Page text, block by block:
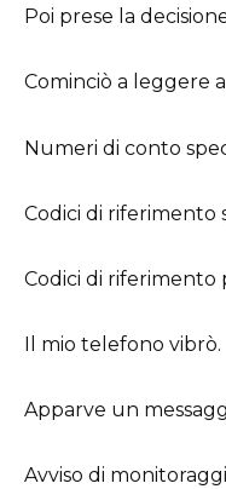
Poi prese la
Cominciò a leggere
Numeri di conto
Codici di riferimento
Codici di riferimento
Il mio telefono vibrò.
Apparve un
Avviso di